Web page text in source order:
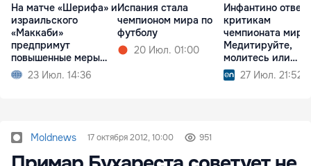
На матче «Шерифа» и
израильского
«Маккаби»
предпримут
повышенные меры
безопасности
23 Июл. 14:36
Испания стала
чемпионом мира по
футболу
20 Июл. 01:00
Инфантино
критикам
чемпионата мира:
Медитируйте,
молитесь или
смотрите футбол
27 Июл. 21:52
Moldnews 17 октября 2012, 10:00 951